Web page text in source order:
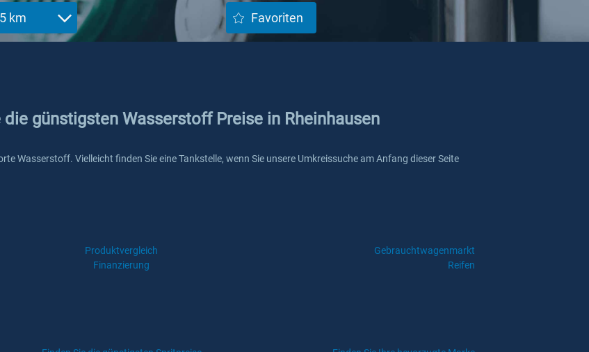
5 km Favoriten
günstigsten Wasserstoff Preise in Rheinhausen
Wasserstoff. Vielleicht finden Sie eine Tankstelle, wenn Sie unsere Umkreissuche am Anfang dieser Seite
Produktvergleich
Gebrauchtwagenmarkt
Finanzierung
Reifen